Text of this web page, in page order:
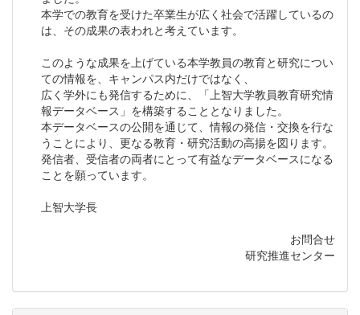
本学での教育を受けた卒業生が広く社会で活躍しているの
は、その成果の表われと考えています。
このような成果を上げている本学教員の教育と研究につい
ての情報を、キャンパス内だけではなく、
広く学外にも発信するために、「上智大学教員教育研究情
報データベース」を構築することとなりました。
本データベースの公開を通じて、情報の発信・交換を行な
うことにより、更なる教育・研究活動の高揚を図ります。
発信者、受信者の両者にとって有益なデータベースになる
ことを願っています。
上智大学長
お問合せ
研究推進センター